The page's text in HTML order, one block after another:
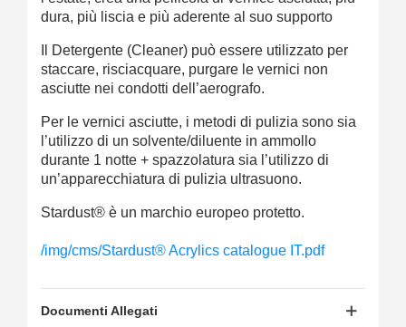
dura, più liscia e più aderente al suo supporto
Il Detergente (Cleaner) può essere utilizzato per
staccare, risciacquare, purgare le vernici non
asciutte nei condotti dell’aerografo.
Per le vernici asciutte, i metodi di pulizia sono sia
l’utilizzo di un solvente/diluente in ammollo
durante 1 notte + spazzolatura sia l’utilizzo di
un’apparecchiatura di pulizia ultrasuono.
Stardust® è un marchio europeo protetto.
/img/cms/Stardust® Acrylics catalogue IT.pdf
Documenti Allegati